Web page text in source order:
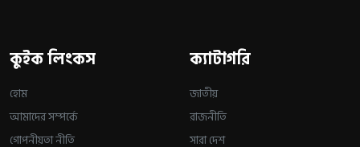
কুইক লিংকস
হোম
আমাদের সম্পর্কে
গোপনীয়তা নীতি
ক্যাটাগরি
জাতীয়
রাজনীতি
সারা দেশ